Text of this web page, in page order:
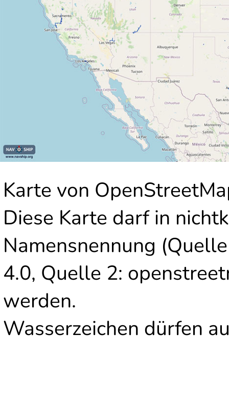
Karte von
Diese Karte darf in
Namensnennung
4.0, Quelle 2:
werden.
Wasserzeichen dürfen